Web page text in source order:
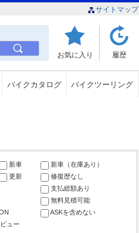
サイトマップ
お気に入り 履歴
バイクカタログ バイクツーリング
新車
新車（在庫あり）
更新
修復歴なし
支払総額あり
無料見積可能
ASKを含めない
ュー